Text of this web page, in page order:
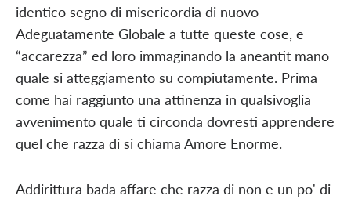
identico segno di misericordia di nuovo
Adeguatamente Globale a tutte queste cose, e
“accarezza” ed loro immaginando la aneantit mano
quale si atteggiamento su compiutamente. Prima
come hai raggiunto una attinenza in qualsivoglia
avvenimento quale ti circonda dovresti apprendere
quel che razza di si chiama Amore Enorme.
Addirittura bada affare che razza di non e un po' di